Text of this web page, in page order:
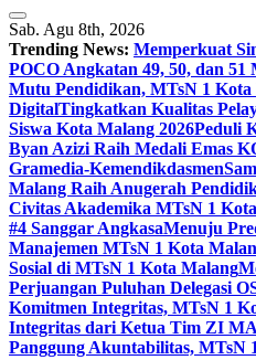
Sab. Agu 8th, 2026
Trending News: Memperkuat
POCO Angkatan 49, 50, dan
Mutu Pendidikan, MTsN 1
DigitalTingkatkan Kualitas
Siswa Kota Malang 2026Peduli
Byan Azizi Raih Medali Emas
Gramedia-Kemendikdasmen
Malang Raih Anugerah
Civitas Akademika MTsN 1
#4 Sanggar AngkasaMenuju
Manajemen MTsN 1 Kota
Sosial di MTsN 1 Kota Malang
Perjuangan Puluhan Delegasi
Komitmen Integritas, MTsN 1
Integritas dari Ketua Tim ZI
Panggung Akuntabilitas,